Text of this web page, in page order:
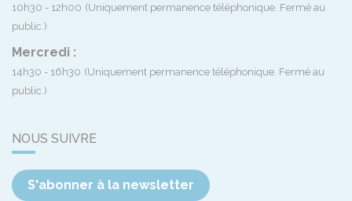
10h30 - 12h00 (Uniquement permanence téléphonique. Fermé au
public.)
Mercredi :
14h30 - 16h30 (Uniquement permanence téléphonique. Fermé au
public.)
NOUS SUIVRE
S'abonner à la newsletter